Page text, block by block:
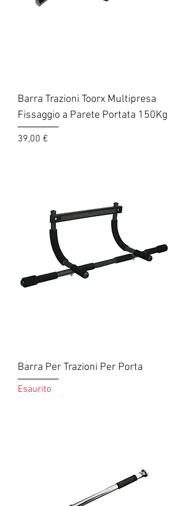
Barra Trazioni Toorx Multipresa
Fissaggio a Parete Portata 150Kg
Prezzo
39,00 €
Barra Per Trazioni Per Porta
Esaurito